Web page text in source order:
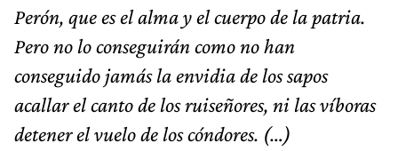
Perón, que es el alma y el cuerpo de la patria.
Pero no lo conseguirán como no han
conseguido jamás la envidia de los sapos
acallar el canto de los ruiseñores, ni las víboras
detener el vuelo de los cóndores. (…)